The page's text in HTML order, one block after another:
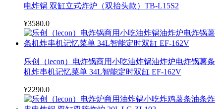
电炸锅 双缸立式炸炉（双抬头款）TB-L15S2
¥3580.0
乐创（lecon）电炸锅商用小吃油炸锅油炸炉电炸锅薯条
机炸串机记忆菜单 34L智能定时双缸 EF-162V
¥2290.0